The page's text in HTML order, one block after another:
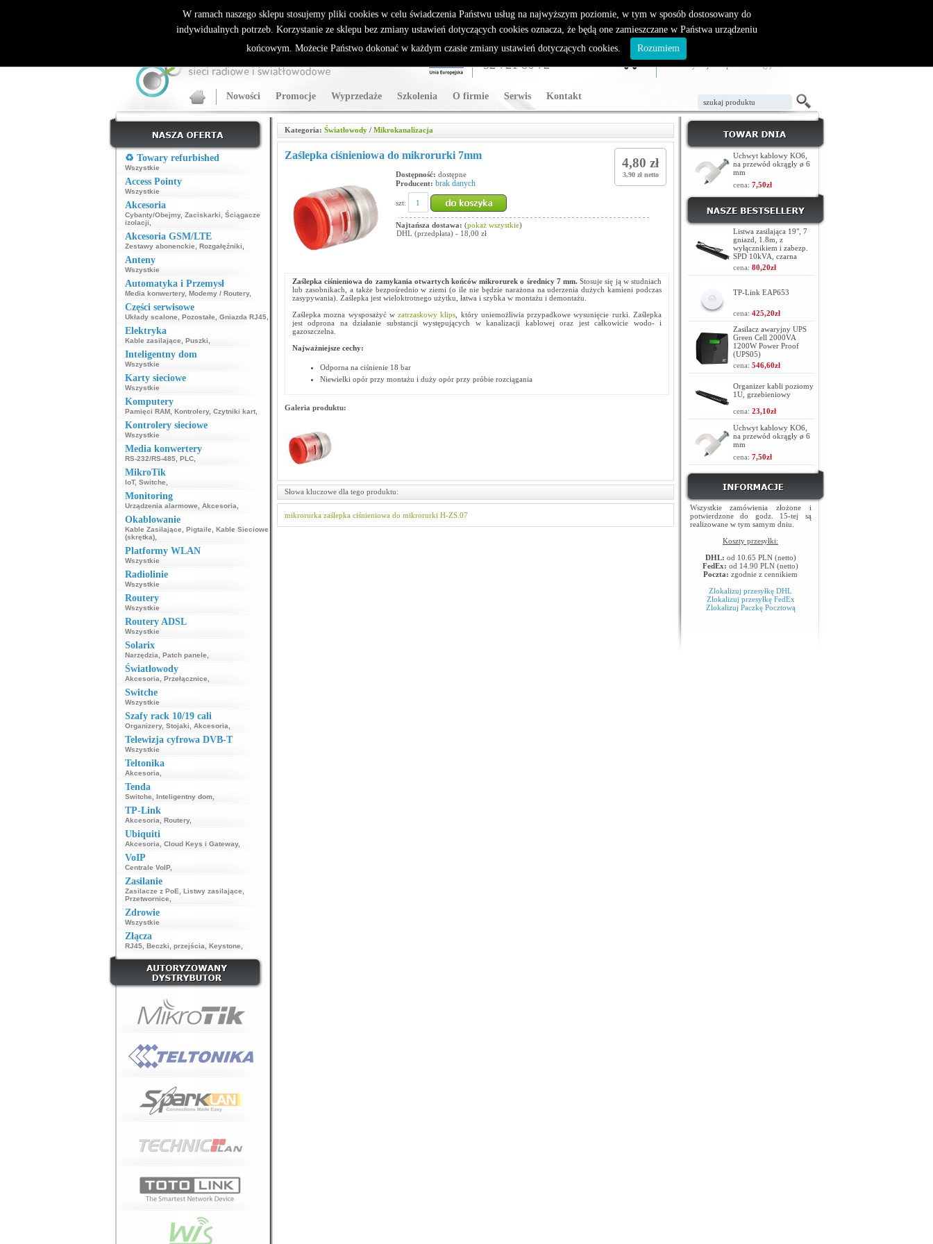
ALLNET.PL Sieci bezprzewodowe - generalny dystrybutor Sparklan
Nowości Promocje Wyprzedaże Szkolenia O firmie Serwis Kontakt
WSPARCIE TECHNICZNE
32 721 86 72
TWÓJ KOSZYK
W koszyku jest 0 produktów(y)
ZAŁÓŻ KONTO LOGOWANIE
♻️ Towary refurbished
Wszystkie
Access Pointy
Wszystkie
Akcesoria
Cybanty/Obejmy, Zaciskarki
Ściągacze
izolacji
Akcesoria GSM/LTE
Zestawy abonenckie Rozgałęźniki
Anteny
Wszystkie
Automatyka i Przemysł
Media konwertery, Modemy / Routery,
Części serwisowe
Układy scalone Pozostałe Gniazda RJ45,
Elektryka
Kable zasilające Puszki
Inteligentny dom
Wszystkie
Karty sieciowe
Wszystkie
Komputery
Pamięci RAM, Kontrolery, Czytniki kart,
Kontrolery sieciowe
Wszystkie
Media konwertery
RS-232/RS-485, PLC,
MikroTik
IoT, Switche
Monitoring
Urządzenia alarmowe Akcesoria
Okablowanie
Kable Zasilające Pigtaile
Kable Sieciowe
(skrętka),
Platformy WLAN
Wszystkie
Radiolinie
Wszystkie
Routery
Wszystkie
Routery ADSL
Wszystkie
Solarix
Narzędzia Patch panele
Światłowody
Akcesoria Przełącznice
Switche
Wszystkie
Szafy rack 10/19 cali
Organizery, Stojaki Akcesoria
Telewizja cyfrowa DVB-T
Wszystkie
Teltonika
Akcesoria
Tenda
Switche Inteligentny dom,
TP-Link
Akcesoria Routery,
Ubiquiti
Akcesoria Cloud Keys i Gateway,
VoIP
Centrale VoIP,
Zasilanie
Zasilacze z PoE Listwy zasilające
Przetwornice
Zdrowie
Wszystkie
Złącza
RJ45, Beczki, przejścia Keystone
Kategoria: Światłowody / Mikrokanalizacja
Zaślepka ciśnieniowa do mikrorurki 7mm
4,80 zł
3,90 zł netto
Dostępność: dostępne
Producent: brak danych
szt:
Najtańsza dostawa: (pokaż wszystkie)
DHL (przedpłata) - 18,00 zł
Zaślepka ciśnieniowa do zamykania otwartych końców mikrorurek o średnicy 7 mm. Stosuje się ją w studniach
lub zasobnikach, a także bezpośrednio w ziemi (o ile nie będzie narażona na uderzenia dużych kamieni podczas
zasypywania). Zaślepka jest wieloktrotnego użytku, łatwa i szybka w montażu i demontażu.
Zaślepka mozna wysposażyć wzatrzaskowy klips , który uniemożliwia przypadkowe wysunięcie rurki. Zaślepka
jest odprona na działanie substancji występujących w kanalizacji kablowej oraz jest całkowicie wodo- i
gazoszczelna.
Najważniejsze cechy:
Odporna na ciśnienie 18 bar
Niewielki opór przy montażu i duży opór przy próbie rozciągania
Galeria produktu:
Słowa kluczowe dla tego produktu:
mikrorurka zaślepka ciśnieniowa do mikrorurki H-ZS.07
Uchwyt kablowy KO6,
na przewód okrągły ø 6
mm
cena: 7,50zł
Listwa zasilająca 19", 7
gniazd, 1.8m, z
wyłącznikiem i zabezp.
SPD 10kVA, czarna
cena: 80,20zł
TP-Link EAP653
cena: 425,20zł
Zasilacz awaryjny UPS
Green Cell 2000VA
1200W Power Proof
(UPS05)
cena: 546,60zł
Organizer kabli poziomy
1U, grzebieniowy
cena: 23,10zł
Uchwyt kablowy KO6,
na przewód okrągły ø 6
mm
cena: 7,50zł
Wszystkie zamówienia złożone i
potwierdzone do godz. 15-tej są
realizowane w tym samym dniu.
Koszty przesyłki:
DHL: od 10.65 PLN (netto)
FedEx: od 14.90 PLN (netto)
Poczta: zgodnie z cennikiem
Zlokalizuj przesyłkę DHL
Zlokalizuj przesyłkę FedEx
Zlokalizuj Paczkę Pocztową
W ramach naszego sklepu stosujemy pliki cookies w celu świadczenia Państwu usług na najwyższym poziomie, w tym w sposób dostosowany do
indywidualnych potrzeb. Korzystanie ze sklepu bez zmiany ustawień dotyczących cookies oznacza, że będą one zamieszczane w Państwa urządzeniu
końcowym. Możecie Państwo dokonać w każdym czasie zmiany ustawień dotyczących cookies.
Rozumiem